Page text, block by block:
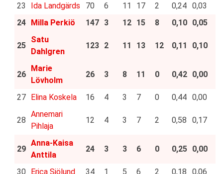
23
Ida Landgärds 70 6 11 17 2 0,24 0,03
24 Milla Perkiö 147 3 12 15 8 0,10 0,05
25
Satu
Dahlgren
123 2 11 13 12 0,11 0,10
26
Marie
Lövholm
26 3 8 11 0 0,42 0,00
27 Elina Koskela 16 4 3 7 0 0,44 0,00
28
Annemari
Pihlaja
12 4 3 7 2 0,58 0,17
29
Anna-Kaisa
Anttila
24 3 3 6 0 0,25 0,00
30 Erica Sjölund 34 1 5 6 2 0,18
0,06